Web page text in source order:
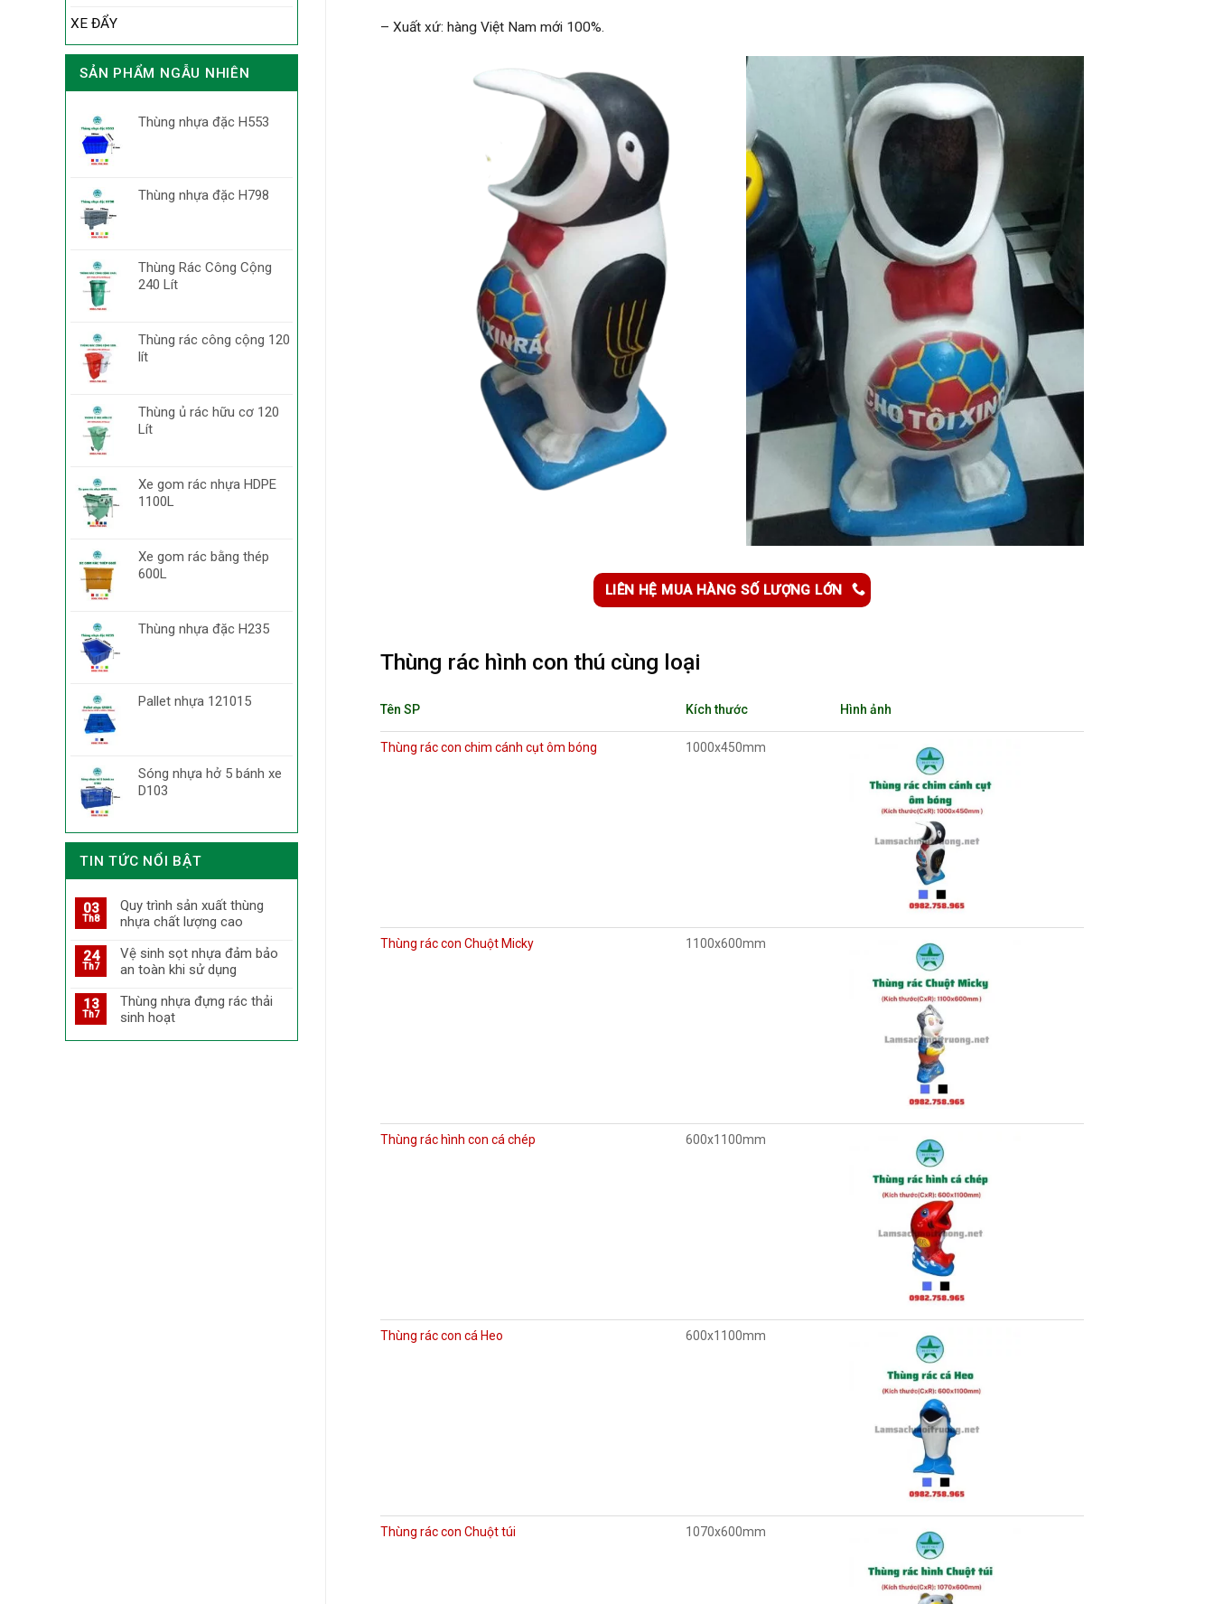
XE ĐẨY
SẢN PHẨM NGẪU NHIÊN
Thùng nhựa đặc H553
Thùng nhựa đặc H798
Thùng Rác Công Cộng
240 Lít
Thùng rác công cộng 120
lít
Thùng ủ rác hữu cơ 120
Lít
Xe gom rác nhựa HDPE
1100L
Xe gom rác bằng thép
600L
Thùng nhựa đặc H235
Pallet nhựa 121015
Sóng nhựa hở 5 bánh xe
D103
TIN TỨC NỔI BẬT
03
Th8
Quy trình sản xuất thùng
nhựa chất lượng cao
24
Th7
Vệ sinh sọt nhựa đảm bảo
an toàn khi sử dụng
13
Th7
Thùng nhựa đựng rác thải
sinh hoạt
– Xuất xứ: hàng Việt Nam mới 100%.
LIÊN HỆ MUA HÀNG SỐ LƯỢNG LỚN
Thùng rác hình con thú cùng loại
Tên SP Kích thước Hình ảnh
Thùng rác con chim cánh cụt ôm bóng 1000x450mm
Thùng rác con Chuột Micky 1100x600mm
Thùng rác hình con cá chép 600x1100mm
Thùng rác con cá Heo 600x1100mm
Thùng rác con Chuột túi 1070x600mm